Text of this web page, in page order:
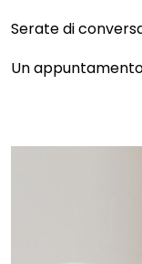
Serate di
Un